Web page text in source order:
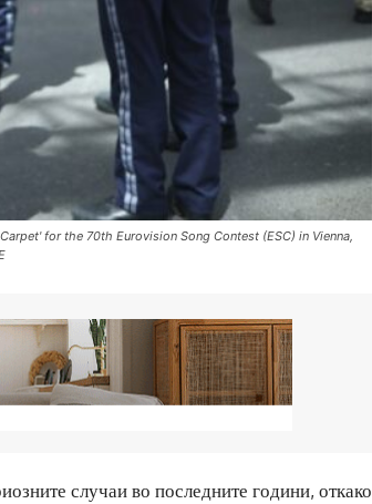
for the 70th Eurovision Song Contest (ESC) in Vienna,
случаи во последните години, откако